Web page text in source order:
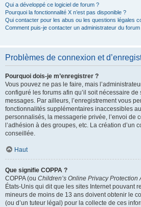
Qui a développé ce logiciel de forum ?
Pourquoi la fonctionnalité X n’est pas disponible ?
Qui contacter pour les abus ou les questions légales
Comment puis-je contacter un administrateur du forum
Problèmes de connexion et
Pourquoi dois-je m’enregistrer ?
Vous pouvez ne pas le faire, mais
configuré les forums afin qu’il soit nécessaire de
messages. Par ailleurs, l’enregistrement vous
fonctionnalités supplémentaires inaccessibles
personnalisés, la messagerie privée, l’envoi de
l’adhésion à des groupes, etc. La création d’un
conseillée.
Haut
Que signifie COPPA ?
COPPA (ou Children’s Online Privacy Protection
États-Unis qui dit que les sites Internet pouvant
mineurs de moins de 13 ans doivent obtenir le
(ou d’un tuteur légal) pour la collecte de ces